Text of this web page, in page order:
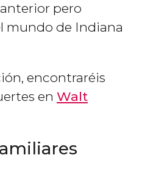
pero
mundo de Indiana
encontraréis
en Walt